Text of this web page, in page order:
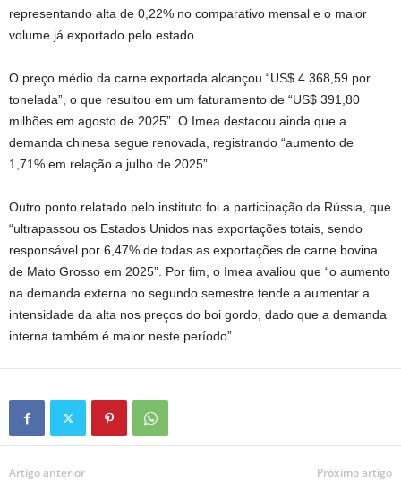
representando alta de 0,22% no comparativo mensal e o maior
volume já exportado pelo estado.
O preço médio da carne exportada alcançou “US$ 4.368,59 por
tonelada”, o que resultou em um faturamento de “US$ 391,80
milhões em agosto de 2025”. O Imea destacou ainda que a
demanda chinesa segue renovada, registrando “aumento de
1,71% em relação a julho de 2025”.
Outro ponto relatado pelo instituto foi a participação da Rússia, que
“ultrapassou os Estados Unidos nas exportações totais, sendo
responsável por 6,47% de todas as exportações de carne bovina
de Mato Grosso em 2025”. Por fim, o Imea avaliou que “o aumento
na demanda externa no segundo semestre tende a aumentar a
intensidade da alta nos preços do boi gordo, dado que a demanda
interna também é maior neste período”.
Artigo anterior Próximo artigo